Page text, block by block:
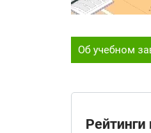
Об учебном
Рейтинги